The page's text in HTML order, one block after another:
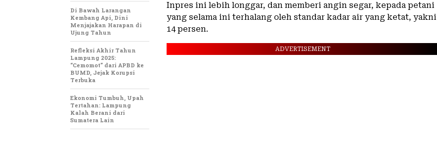
Inpres ini lebih longgar, dan memberi angin segar, kepada petani
yang selama ini terhalang oleh standar kadar air yang ketat, yakni
14 persen.
ADVERTISEMENT
Di Bawah Larangan
Kembang Api, Dini
Menjajakan Harapan di
Ujung Tahun
Refleksi Akhir Tahun
Lampung 2025:
“Cemomot” dari APBD ke
BUMD, Jejak Korupsi
Terbuka
Ekonomi Tumbuh, Upah
Tertahan: Lampung
Kalah Berani dari
Sumatera Lain